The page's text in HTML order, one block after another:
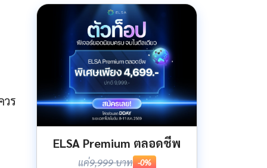
ร
ELSA Premium ตลอดชีพ
แค่9,999 บาท -0%